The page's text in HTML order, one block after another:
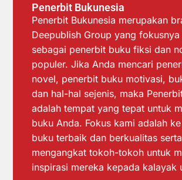
Penerbit Bukunesia
Penerbit Bukunesia merupakan
Deepublish Group yang fokusnya
sebagai penerbit buku fiksi dan
populer. Jika Anda mencari
novel, penerbit buku motivasi,
dan hal-hal sejenis, maka
adalah tempat yang tepat untuk
buku Anda. Fokus kami adalah
buku terbaik dan berkualitas serta
mengangkat tokoh-tokoh untuk
inspirasi mereka kepada kalayak